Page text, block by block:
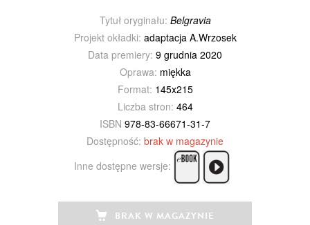
Tytuł oryginału: Belgravia
Projekt okładki: adaptacja A.Wrzosek
Data premiery: 9 grudnia 2020
Oprawa: miękka
Format: 145x215
Liczba stron: 464
ISBN 978-83-66671-31-7
Dostępność: brak w magazynie
Inne dostępne wersje:
BRAK W MAGAZYNIE